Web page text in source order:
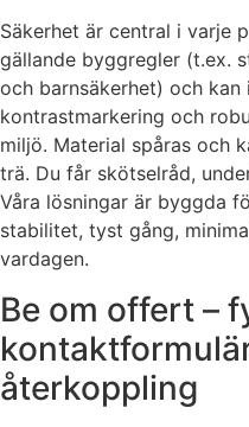
Säkerhet är central i varje
gällande byggregler (t.ex.
och barnsäkerhet) och kan
kontrastmarkering och
miljö. Material spåras och
trä. Du får skötselråd,
Våra lösningar är byggda
stabilitet, tyst gång,
vardagen.
Be om offert –
återkoppling